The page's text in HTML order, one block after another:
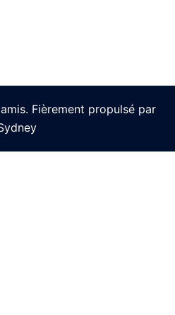
Fièrement propulsé par